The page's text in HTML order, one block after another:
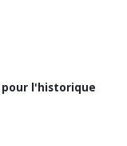
l'historique